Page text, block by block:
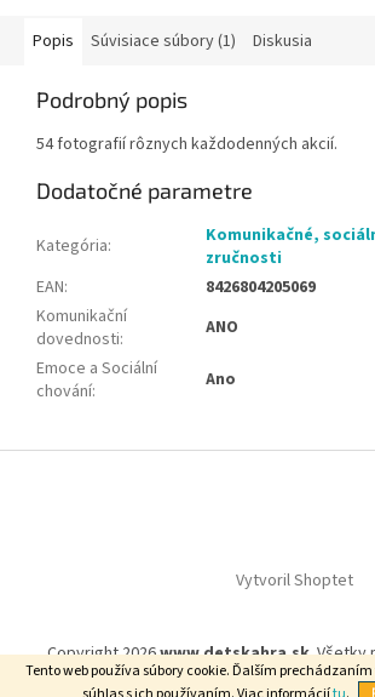
Tento web používa súbory cookie. Ďalším
Popis Súvisiace súbory (1) Diskusia
Podrobný popis
54 fotografií rôznych každodenných akcií.
Dodatočné parametre
Kategória:
Komunikačné,
zručnosti
EAN:
8426804205069
Komunikační
dovednosti:
ANO
Emoce a Sociální
chování: Ano
Vytvoril Shoptet
Copyright 2026www.detskahra.sk. Všetky